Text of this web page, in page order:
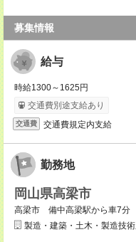
募集情報
給与
時給1300～1625円
交通費別途支給あり
交通費 交通費規定内支給
勤務地
岡山県高梁市
高梁市 備中高梁駅から車7分
製造・建築・土木・製造技